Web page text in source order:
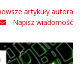
artykuły autora
Napisz wiadomość